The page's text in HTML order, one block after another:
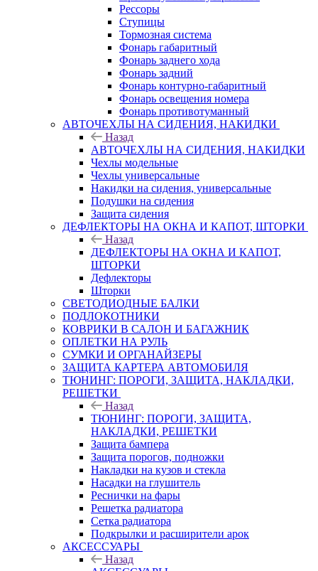
Рессоры
Ступицы
Тормозная система
Фонарь габаритный
Фонарь заднего хода
Фонарь задний
Фонарь контурно-габаритный
Фонарь освещения номера
Фонарь противотуманный
АВТОЧЕХЛЫ НА СИДЕНИЯ, НАКИДКИ
Назад
АВТОЧЕХЛЫ НА СИДЕНИЯ, НАКИДКИ
Чехлы модельные
Чехлы универсальные
Накидки на сидения, универсальные
Подушки на сидения
Защита сидения
ДЕФЛЕКТОРЫ НА ОКНА И КАПОТ, ШТОРКИ
Назад
ДЕФЛЕКТОРЫ НА ОКНА И КАПОТ,
ШТОРКИ
Дефлекторы
Шторки
СВЕТОДИОДНЫЕ БАЛКИ
ПОДЛОКОТНИКИ
КОВРИКИ В САЛОН И БАГАЖНИК
ОПЛЕТКИ НА РУЛЬ
СУМКИ И ОРГАНАЙЗЕРЫ
ЗАЩИТА КАРТЕРА АВТОМОБИЛЯ
ТЮНИНГ: ПОРОГИ, ЗАЩИТА, НАКЛАДКИ,
РЕШЕТКИ
Назад
ТЮНИНГ: ПОРОГИ, ЗАЩИТА,
НАКЛАДКИ, РЕШЕТКИ
Защита бампера
Защита порогов, подножки
Накладки на кузов и стекла
Насадки на глушитель
Реснички на фары
Решетка радиатора
Сетка радиатора
Подкрылки и расширители арок
АКСЕССУАРЫ
Назад